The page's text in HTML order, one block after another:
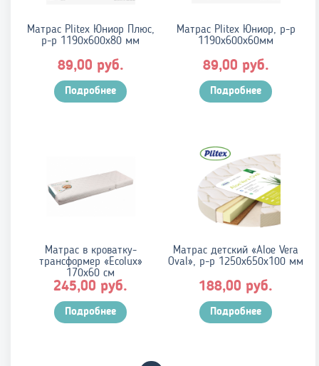
Матрас Plitex Юниор Плюс,
р-р 1190х600х80 мм
89,00 руб.
Подробнее
Матрас Plitex Юниор, р-р
1190х600х60мм
89,00 руб.
Подробнее
Матрас в кроватку-
трансформер «Ecolux»
170х60 см
245,00 руб.
Подробнее
Матрас детский «Aloe Vera
Oval», р-р 1250х650х100 мм
188,00 руб.
Подробнее